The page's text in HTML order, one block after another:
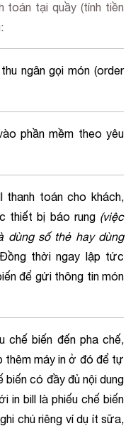
toán tại quầy (tính tiền
ngân gọi món (order
phần mềm theo yêu
thanh toán cho khách,
thiết bị báo rung (việc
dùng số thẻ hay dùng
thời ngay lập tức
để gửi thông tin món
chế biến đến pha chế,
thêm máy in ở đó để tự
biến có đầy đủ nội dung
in bill là phiếu chế biến
chú riêng ví dụ ít sữa,